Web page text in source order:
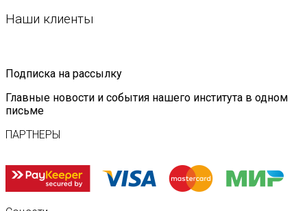
Наши клиенты
Подписка на рассылку
Главные новости и события нашего института в одном
письме
ПАРТНЕРЫ